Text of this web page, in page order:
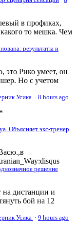
в профиках,
какого то мешка. Чем
результаты и
это Рико умеет, он
Но с учетом
Усика · 8 hours ago
Объясняет экс-тренер
решение
на дистанции и
бой на 12
Усика · 9 hours ago